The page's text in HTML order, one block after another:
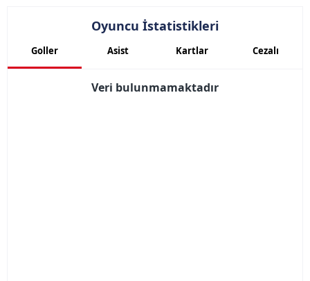
Oyuncu İstatistikleri
Goller Asist Kartlar Cezalı
Veri bulunmamaktadır